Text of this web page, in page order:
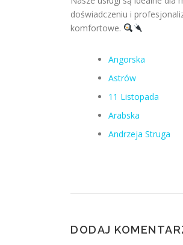
doświadczeniu i
komfortowe.
Angorska
Astrów
11 Listopada
Arabska
Andrzeja Struga
DODAJ